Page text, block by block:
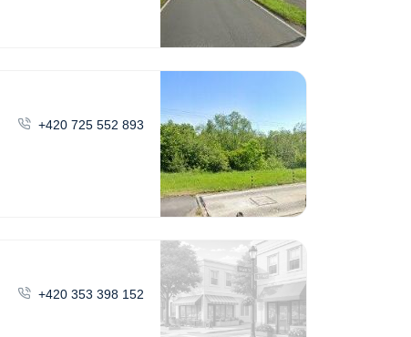
+420 725 552 893
+420 353 398 152